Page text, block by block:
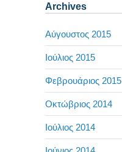
Archives
Αύγουστος 2015
Ιούλιος 2015
Φεβρουάριος 2015
Οκτώβριος 2014
Ιούλιος 2014